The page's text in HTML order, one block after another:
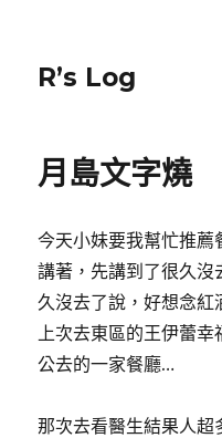
R’s Log
月島文字燒
今天小妹要我幫忙推
講著，先講到了很久
久沒去了說，好想念紅
上次去東區的王伊蕾
公去的一家餐廳…
那次去看醫生結果人